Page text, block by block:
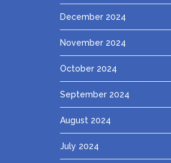
December 2024
November 2024
October 2024
September 2024
August 2024
July 2024